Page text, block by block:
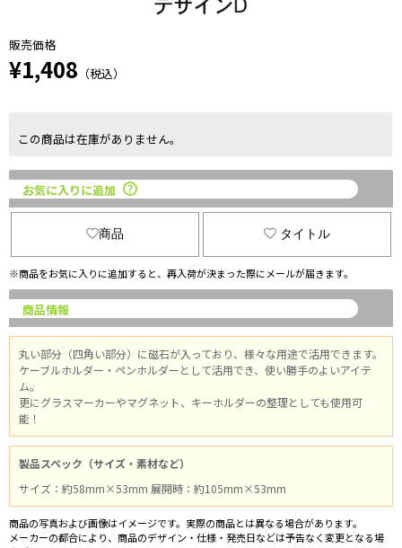
販売価格
¥1,408 （税込）
この商品は在庫がありません。
お気に入りに追加
商品 タイトル
※商品をお気に入りに追加すると、再入荷が決まった際にメールが届きます。
商品情報
丸い部分（四角い部分）に磁石が入っており、様々な用途で活用できます。
ケーブルホルダー・ペンホルダーとして活用でき、使い勝手のよいアイテ
ム。
更にグラスマーカーやマグネット、キーホルダーの整理としても使用可
能！
製品スペック（サイズ・素材など）
サイズ：約58mm×53mm 展開時：約105mm×53mm
商品の写真および画像はイメージです。実際の商品とは異なる場合があります。
メーカーの都合により、商品のデザイン・仕様・発売日などは予告なく変更となる場